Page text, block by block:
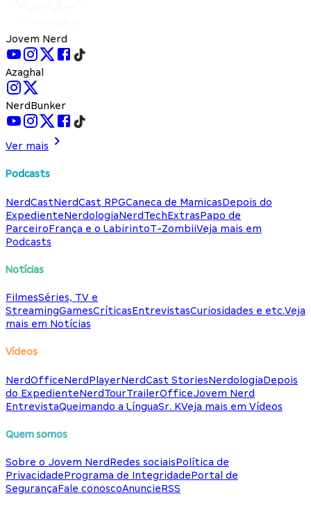
Jovem Nerd
Azaghal
NerdBunker
Ver mais
Podcasts
NerdCastNerdCast RPGCaneca de MamicasDepois do
ExpedienteNerdologiaNerdTechExtrasPapo de
ParceiroFrança e o LabirintoT-ZombiiVeja mais em
Podcasts
Notícias
FilmesSéries, TV e
StreamingGamesCríticasEntrevistasCuriosidades e etc.Veja
mais em Notícias
Vídeos
NerdOfficeNerdPlayerNerdCast StoriesNerdologiaDepois
do ExpedienteNerdTourTrailerOfficeJovem Nerd
EntrevistaQueimando a LínguaSr. KVeja mais em Vídeos
Quem somos
Sobre o Jovem NerdRedes sociaisPolítica de
PrivacidadePrograma de IntegridadePortal de
SegurançaFale conoscoAnuncieRSS